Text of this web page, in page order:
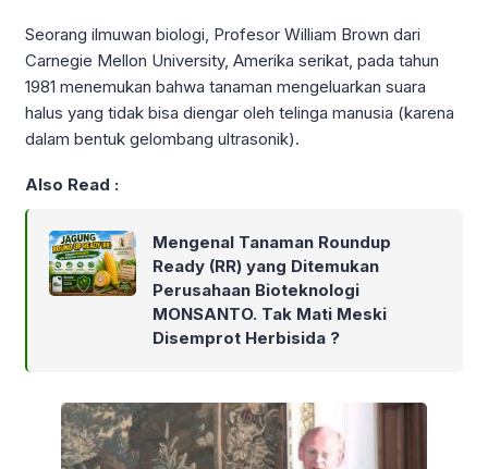
Seorang ilmuwan biologi, Profesor William Brown dari
Carnegie Mellon University, Amerika serikat, pada tahun
1981 menemukan bahwa tanaman mengeluarkan suara
halus yang tidak bisa diengar oleh telinga manusia (karena
dalam bentuk gelombang ultrasonik).
Also Read :
Mengenal Tanaman Roundup
Ready (RR) yang Ditemukan
Perusahaan Bioteknologi
MONSANTO. Tak Mati Meski
Disemprot Herbisida ?